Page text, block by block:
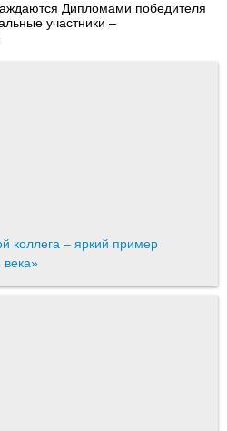
Дипломами победителя
участники –
– яркий пример
века»